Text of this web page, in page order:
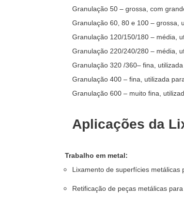
Granulação 50 – grossa, com
Granulação 60, 80 e 100 – grossa,
Granulação 120/150/180 – média,
Granulação 220/240/280 – média,
Granulação 320 /360– fina,
Granulação 400 – fina, utilizada
Granulação 600 – muito fina,
Aplicações da
Trabalho em metal:
Lixamento de superfícies
Retificação de peças metálicas